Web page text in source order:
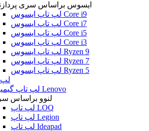
ایسوس براساس سری
لپ تاپ ایسوس Core i9
لپ تاپ ایسوس Core i7
لپ تاپ ایسوس Core i5
لپ تاپ ایسوس Core i3
لپ تاپ ایسوس Ryzen 9
لپ تاپ ایسوس Ryzen 7
لپ تاپ ایسوس Ryzen 5
لپ
لپ تاپ گیمینگ Lenovo
لنوو براساس
لپ تاپ LOQ
لپ تاپ Legion
لپ تاپ Ideapad